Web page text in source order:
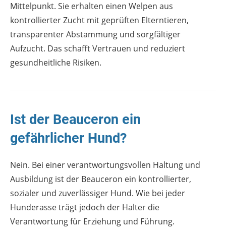
Mittelpunkt. Sie erhalten einen Welpen aus
kontrollierter Zucht mit geprüften Elterntieren,
transparenter Abstammung und sorgfältiger
Aufzucht. Das schafft Vertrauen und reduziert
gesundheitliche Risiken.
Ist der Beauceron ein
gefährlicher Hund?
Nein. Bei einer verantwortungsvollen Haltung und
Ausbildung ist der Beauceron ein kontrollierter,
sozialer und zuverlässiger Hund. Wie bei jeder
Hunderasse trägt jedoch der Halter die
Verantwortung für Erziehung und Führung.